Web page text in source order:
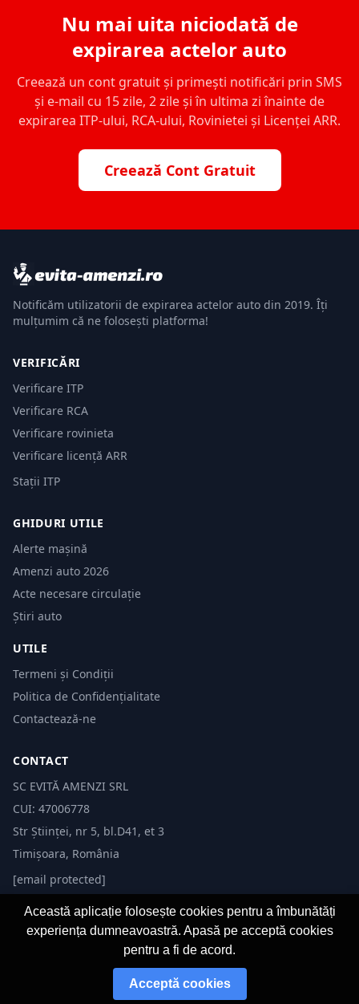
Nu mai uita niciodată de
expirarea actelor auto
Creează un cont gratuit și primești notificări prin SMS
și e-mail cu 15 zile, 2 zile și în ultima zi înainte de
expirarea ITP-ului, RCA-ului, Rovinietei și Licenței ARR.
Creează Cont Gratuit
Notificăm utilizatorii de expirarea actelor auto din 2019. Îți
mulțumim că ne folosești platforma!
VERIFICĂRI
Verificare ITP
Verificare RCA
Verificare rovinieta
Verificare licență ARR
Stații ITP
GHIDURI UTILE
Alerte mașină
Amenzi auto 2026
Acte necesare circulație
Știri auto
UTILE
Termeni și Condiții
Politica de Confidențialitate
Contactează-ne
CONTACT
SC EVITĂ AMENZI SRL
CUI: 47006778
Str Științei, nr 5, bl.D41, et 3
Timișoara, România
[email protected]
© 2026 Evită Amenzi. Toate drepturile rezervate.
Această aplicație folosește cookies pentru a îmbunătăți
experiența dumneavoastră. Apasă pe acceptă cookies
pentru a fi de acord.
Acceptă cookies